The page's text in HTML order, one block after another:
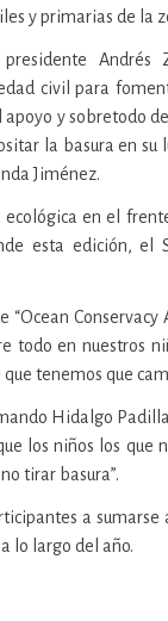
y primarias de la
civil para
y sobretodo
la basura en su
Jiménez.
en el
esta edición, el
Conservacy
todo en nuestros
tenemos que
Hidalgo
los niños los que
tirar basura”.
a sumarse
lo largo del año.